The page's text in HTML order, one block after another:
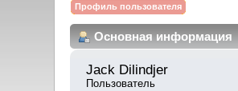
Профиль пользователя
Основная информация
Jack Dilindjer
Пользователь